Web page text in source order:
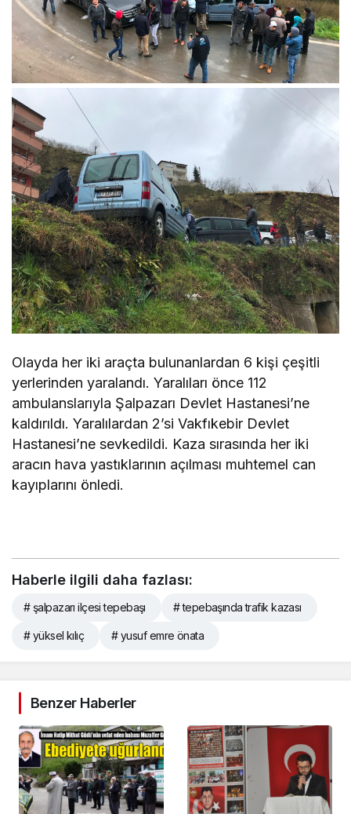
Olayda her iki araçta bulunanlardan 6 kişi çeşitli
yerlerinden yaralandı. Yaralıları önce 112
ambulanslarıyla Şalpazarı Devlet Hastanesi’ne
kaldırıldı. Yaralılardan 2’si Vakfıkebir Devlet
Hastanesi’ne sevkedildi. Kaza sırasında her iki
aracın hava yastıklarının açılması muhtemel can
kayıplarını önledi.
Haberle ilgili daha fazlası:
# şalpazarı ilçesi tepebaşı # tepebaşında trafik kazası
# yüksel kılıç # yusuf emre önata
Benzer Haberler